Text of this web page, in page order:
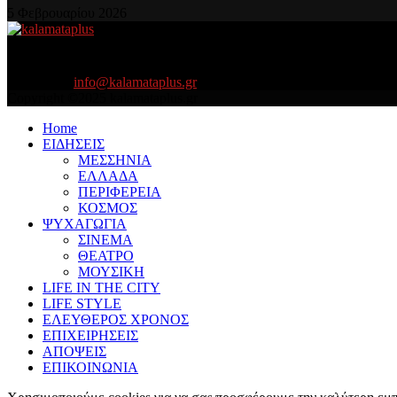
info@kalamataplus.gr
Home
ΕΙΔΗΣΕΙΣ
ΜΕΣΣΗΝΙΑ
ΕΛΛΑΔΑ
ΠΕΡΙΦΕΡΕΙΑ
ΚΟΣΜΟΣ
ΨΥΧΑΓΩΓΙΑ
ΣΙΝΕΜΑ
ΘΕΑΤΡΟ
ΜΟΥΣΙΚΗ
LIFE IN THE CITY
LIFE STYLE
ΕΛΕΥΘΕΡΟΣ ΧΡΟΝΟΣ
ΕΠΙΧΕΙΡΗΣΕΙΣ
ΑΠΟΨΕΙΣ
ΕΠΙΚΟΙΝΩΝΙΑ